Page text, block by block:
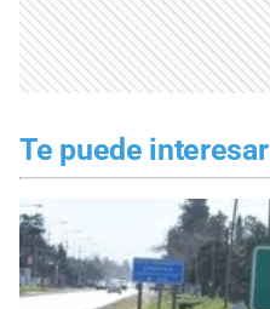
Te puede interesar